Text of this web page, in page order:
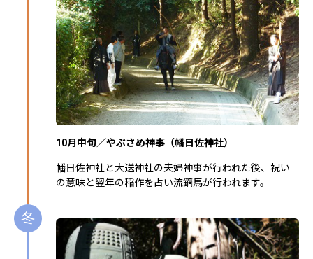
10月中旬／やぶさめ神事（幡日佐神社）
幡日佐神社と大送神社の夫婦神事が行われた後、祝い
の意味と翌年の稲作を占い流鏑馬が行われます。
冬